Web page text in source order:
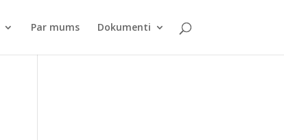
Par mums Dokumenti